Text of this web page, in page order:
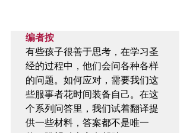
编者按
有些孩子很善于思考，在学习圣
经的过程中，他们会问各种各样
的问题。如何应对，需要我们这
些服事者花时间装备自己。在这
个系列问答里，我们试着翻译提
供一些材料，答案都不是唯一